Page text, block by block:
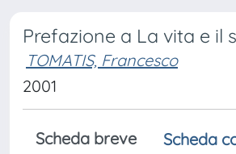
Prefazione a La vita e il
TOMATIS, Francesco
2001
Scheda breve
Scheda